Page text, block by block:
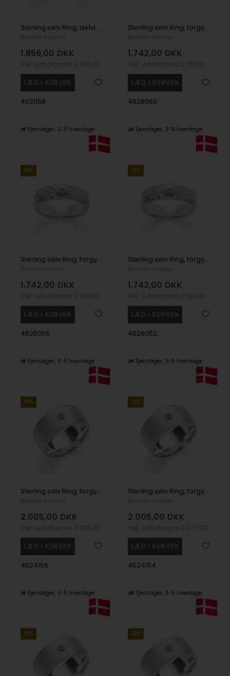
Sterling sølv Ring, delvis forgyldt, rhodineret. satin 0,02ct W-SI
1.859,00 DKK
4021158
Fjernlager 3-5 hverdage
Sterling sølv Ring, forgyldt mat/tekstureret, 0,015ct W-SI
1.742,00 DKK
4626060
Fjernlager 3-5 hverdage
19%
Sterling sølv Ring, forgyldt mat/tekstureret, 0,015ct W-SI
1.742,00 DKK
4626056
Fjernlager 3-5 hverdage
19%
Sterling sølv Ring, forgyldt mat/tekstureret, 0,015ct W-SI
1.742,00 DKK
4626052
Fjernlager 3-5 hverdage
19%
Sterling sølv Ring, forgyldt rhodineret., tekstureret/blank, 0,02ct
2.005,00 DKK
4524156
Fjernlager 3-5 hverdage
19%
Sterling sølv Ring, forgyldt rhodineret., tekstureret/blank, 0,02ct
2.005,00 DKK
4524154
Fjernlager 3-5 hverdage
19% 19%